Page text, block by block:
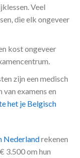
Veel
die elk ongeveer
kost ongeveer
zijn een medisch
examens en
het je Belgisch
Nederlandrekenen
3.500 om hun